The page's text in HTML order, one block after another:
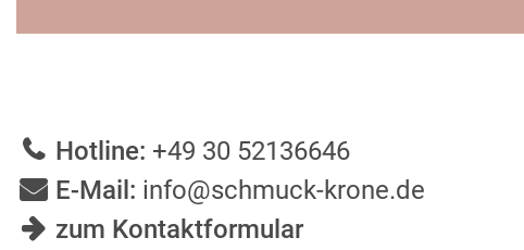
Hotline: +49 30 52136646
E-Mail: info@schmuck-krone.de
zum Kontaktformular